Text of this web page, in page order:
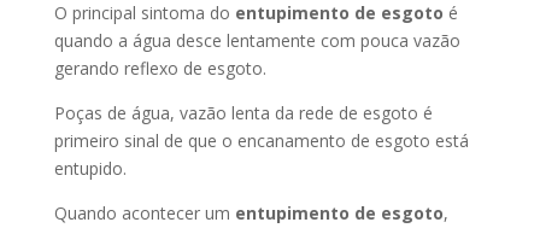
O principal sintoma do entupimento de esgoto é
quando a água desce lentamente com pouca vazão
gerando reflexo de esgoto.
Poças de água, vazão lenta da rede de esgoto é
primeiro sinal de que o encanamento de esgoto está
entupido.
Quando acontecer um entupimento de esgoto,